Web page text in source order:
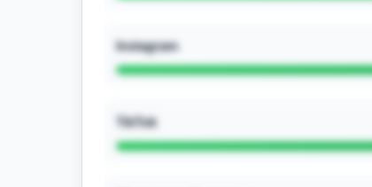
Instagram
TikTok